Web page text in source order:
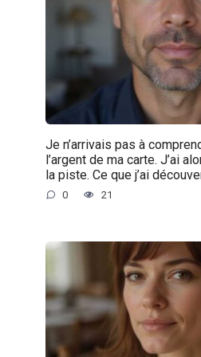
Je n’arrivais pas à
l’argent de ma carte. J’ai
la piste. Ce que j’ai
0 21